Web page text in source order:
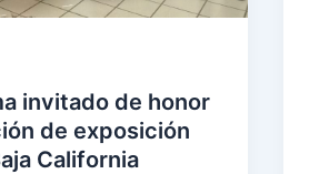
invitado de honor
de exposición
California